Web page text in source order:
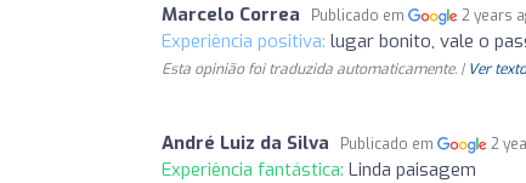
Marcelo Correa Publicado em 2 years
Experiência positiva: lugar bonito, vale o
Esta opinião foi traduzida automaticamente. | Ver
André Luiz da Silva Publicado em 2
Experiência fantástica: Linda paisagem